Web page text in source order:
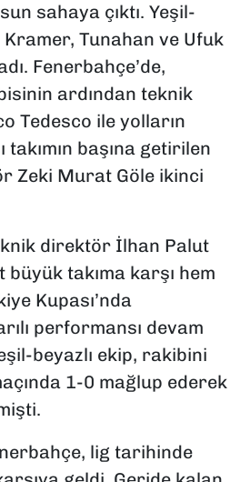
sahaya çıktı. Yeşil-
Kramer, Tunahan ve Ufuk
Fenerbahçe’de,
ardından teknik
Tedesco ile yolların
takımın başına getirilen
Zeki Murat Göle ikinci
direktör İlhan Palut
takıma karşı hem
Kupası’nda
performansı devam
beyazlı ekip, rakibini
1-0 mağlup ederek
lig tarihinde